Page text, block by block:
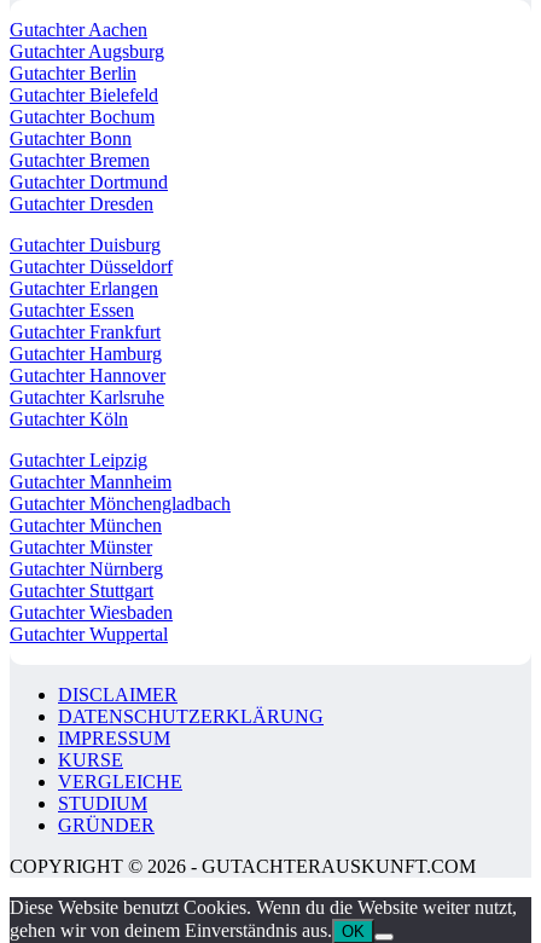
Gutachter Aachen
Gutachter Augsburg
Gutachter Berlin
Gutachter Bielefeld
Gutachter Bochum
Gutachter Bonn
Gutachter Bremen
Gutachter Dortmund
Gutachter Dresden
Gutachter Duisburg
Gutachter Düsseldorf
Gutachter Erlangen
Gutachter Essen
Gutachter Frankfurt
Gutachter Hamburg
Gutachter Hannover
Gutachter Karlsruhe
Gutachter Köln
Gutachter Leipzig
Gutachter Mannheim
Gutachter Mönchengladbach
Gutachter München
Gutachter Münster
Gutachter Nürnberg
Gutachter Stuttgart
Gutachter Wiesbaden
Gutachter Wuppertal
DISCLAIMER
DATENSCHUTZERKLÄRUNG
IMPRESSUM
KURSE
VERGLEICHE
STUDIUM
GRÜNDER
COPYRIGHT © 2026 - GUTACHTERAUSKUNFT.COM
Diese Website benutzt Cookies. Wenn du die Website weiter nutzt,
gehen wir von deinem Einverständnis aus. OK